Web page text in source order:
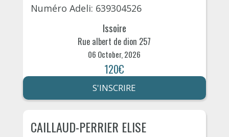
Numéro Adeli: 639304526
Issoire
Rue albert de dion 257
06 October, 2026
120€
S'INSCRIRE
CAILLAUD-PERRIER ELISE